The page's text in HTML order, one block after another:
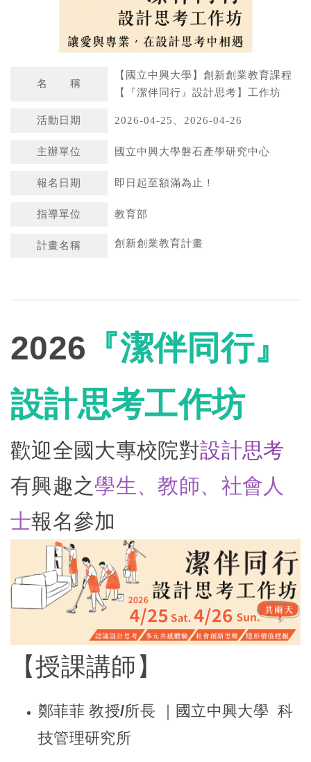
名 稱
【國立中興大學】創新創業教育課程
【『潔伴同行』設計思考】工作坊
活動日期 2026-04-25、2026-04-26
主辦單位 國立中興大學磐石產學研究中心
報名日期 即日起至額滿為止！
指導單位 教育部
計畫名稱 創新創業教育計畫
2026 『潔伴同行』
設計思考工作坊
歡迎全國大專校院對設計思考
有興趣之學生、教師、社會人
士報名參加
【授課講師】
鄭菲菲 教授/所長 國立中興大學 科
技管理研究所